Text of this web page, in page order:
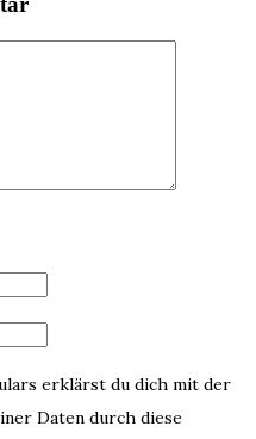
erklärst du dich mit der
Daten durch diese